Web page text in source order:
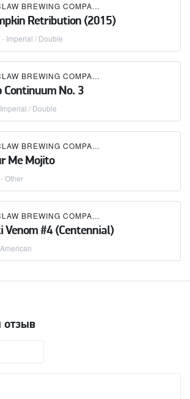
DUCLAW BREWING COMPANY
Retribution (2015)
- Imperial / Double
DUCLAW BREWING COMPANY
Continuum No. 3
/ Double
DUCLAW BREWING COMPANY
Me Mojito
Other
DUCLAW BREWING COMPANY
Venom #4 (Centennial)
отзыв